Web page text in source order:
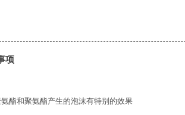
项
酯和聚氨酯产生的泡沫有特别的效果